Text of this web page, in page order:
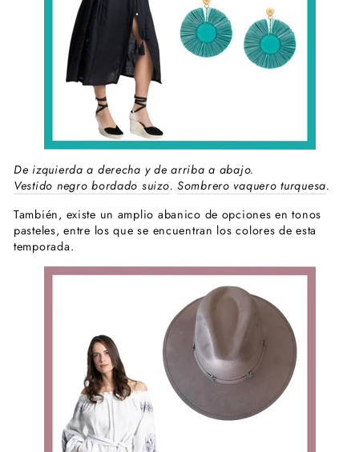
De izquierda a derecha y de arriba a abajo.
Vestido negro bordado suizo. Sombrero vaquero turquesa.
También, existe un amplio abanico de opciones en tonos
pasteles, entre los que se encuentran los colores de esta
temporada.